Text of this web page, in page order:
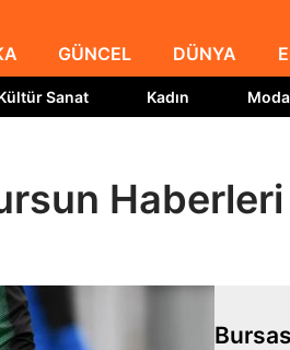
GÜNCEL DÜNYA
Sanat Kadın Moda
Haberleri